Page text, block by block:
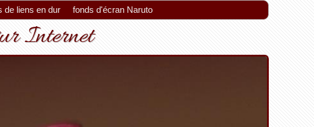
de liens en dur fonds d'écran Naruto
Internet